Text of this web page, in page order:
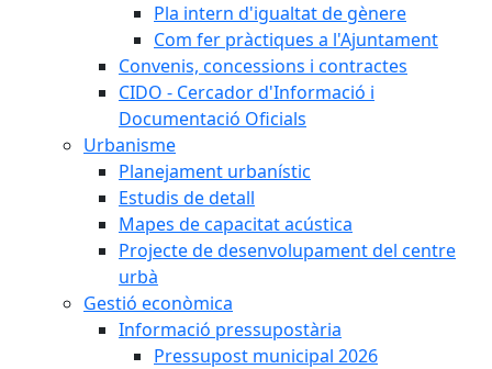
Pla intern d'igualtat de gènere
Com fer pràctiques a l'Ajuntament
Convenis, concessions i contractes
CIDO - Cercador d'Informació i
Documentació Oficials
Urbanisme
Planejament urbanístic
Estudis de detall
Mapes de capacitat acústica
Projecte de desenvolupament del centre
urbà
Gestió econòmica
Informació pressupostària
Pressupost municipal 2026